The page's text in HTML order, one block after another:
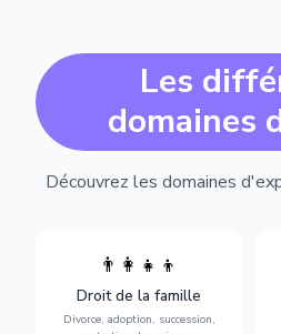
Les
domaines
Découvrez les domaines
👨‍👩‍👧‍👦
Droit de la famille
Divorce, adoption, succession,
Divorce, garde d'enfants,
adoption, succession et
protection des personnes
vulnérables.